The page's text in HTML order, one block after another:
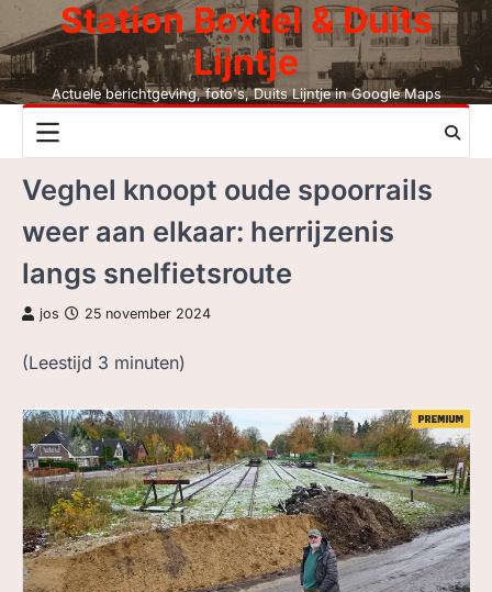
Skip
to
content
Station Boxtel & Duits
Lijntje
Actuele berichtgeving, foto's, Duits Lijntje in Google Maps
DUITS LIJNTJE
STATION BOXTEL
CONTACT
ZOEK, NIET BC
LEZEN BC, JAAR
ZOEK, IN BC
Veghel knoopt oude spoorrails
weer aan elkaar: herrijzenis
langs snelfietsroute
jos 25 november 2024
(Leestijd 3 minuten)